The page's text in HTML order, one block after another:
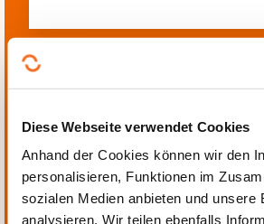
Diese Webseite verwendet Cookies
Anhand der Cookies können wir den
personalisieren, Funktionen im
sozialen Medien anbieten und unsere
analysieren. Wir teilen ebenfalls
Automatisierung